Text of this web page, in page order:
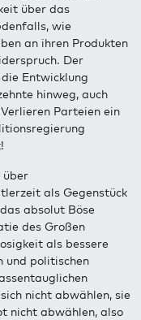
über das
wie
an ihren Produkten
Der
Entwicklung
hinweg, auch
Parteien ein
über
als Gegenstück
absolut Böse
des Großen
als bessere
und politischen
nicht abwählen, sie
nicht abwählen, also